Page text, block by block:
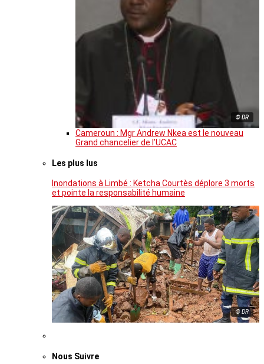
© DR
Cameroun : Mgr Andrew Nkea est le nouveau
Grand chancelier de l’UCAC
Les plus lus
Inondations à Limbé : Ketcha Courtès déplore 3 morts
et pointe la responsabilité humaine
© DR
Nous Suivre